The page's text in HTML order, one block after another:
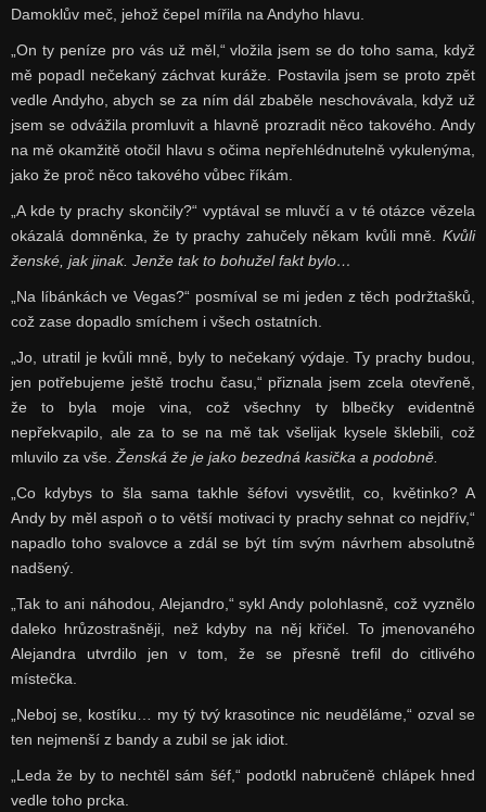
Damoklův meč, jehož čepel mířila na Andyho hlavu.
„On ty peníze pro vás už měl,“ vložila jsem se do toho sama, když
mě popadl nečekaný záchvat kuráže. Postavila jsem se proto zpět
vedle Andyho, abych se za ním dál zbaběle neschovávala, když už
jsem se odvážila promluvit a hlavně prozradit něco takového. Andy
na mě okamžitě otočil hlavu s očima nepřehlédnutelně vykulenýma,
jako že proč něco takového vůbec říkám.
„A kde ty prachy skončily?“ vyptával se mluvčí a v té otázce vězela
okázalá domněnka, že ty prachy zahučely někam kvůli mně.Kvůli
ženské, jak jinak. Jenže tak to bohužel fakt bylo…
„Na líbánkách ve Vegas?“ posmíval se mi jeden z těch podržtašků,
což zase dopadlo smíchem i všech ostatních.
„Jo, utratil je kvůli mně, byly to nečekaný výdaje. Ty prachy budou,
jen potřebujeme ještě trochu času,“ přiznala jsem zcela otevřeně,
že to byla moje vina, což všechny ty blbečky evidentně
nepřekvapilo, ale za to se na mě tak všelijak kysele šklebili, což
mluvilo za vše.Ženská že je jako bezedná kasička a podobně.
„Co kdybys to šla sama takhle šéfovi vysvětlit, co, květinko? A
Andy by měl aspoň o to větší motivaci ty prachy sehnat co nejdřív,“
napadlo toho svalovce a zdál se být tím svým návrhem absolutně
nadšený.
„Tak to ani náhodou, Alejandro,“ sykl Andy polohlasně, což vyznělo
daleko hrůzostrašněji, než kdyby na něj křičel. To jmenovaného
Alejandra utvrdilo jen v tom, že se přesně trefil do citlivého
místečka.
„Neboj se, kostíku… my tý tvý krasotince nic neuděláme,“ ozval se
ten nejmenší z bandy a zubil se jak idiot.
„Leda že by to nechtěl sám šéf,“ podotkl nabručeně chlápek hned
vedle toho prcka.